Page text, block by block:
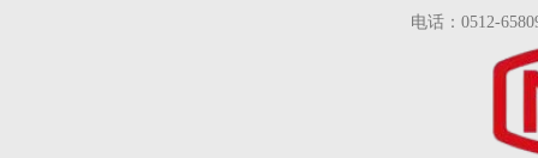
电话：0512-